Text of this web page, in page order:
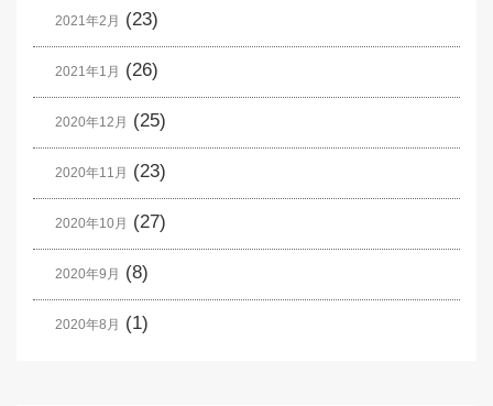
2021年2月 (23)
2021年1月 (26)
2020年12月 (25)
2020年11月 (23)
2020年10月 (27)
2020年9月 (8)
2020年8月 (1)